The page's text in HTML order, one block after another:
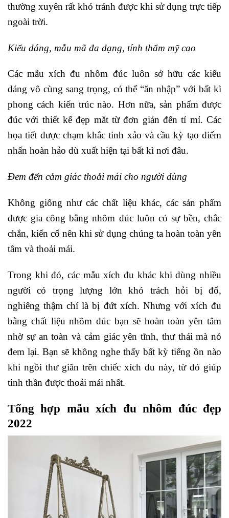
thường xuyên rất khó tránh được khi sử dụng trực tiếp
ngoài trời.
Kiểu dáng, mẫu mã đa dạng, tính thẩm mỹ cao
Các mẫu xích đu nhôm đúc luôn sở hữu các kiểu
dáng vô cùng sang trọng, có thể “ăn nhập” với bất kì
phong cách kiến trúc nào. Hơn nữa, sản phẩm được
đúc với thiết kế đẹp mắt từ đơn giản đến tỉ mỉ. Các
họa tiết được chạm khắc tinh xảo và cầu kỳ tạo điểm
nhấn hoàn hảo dù xuất hiện tại bất kì nơi đâu.
Đem đến cảm giác thoải mái cho người dùng
Không giống như các chất liệu khác, các sản phẩm
được gia công bằng nhôm đúc luôn có sự bền, chắc
chắn, kiến cố nên khi sử dụng chúng ta hoàn toàn yên
tâm và thoải mái.
Trong khi đó, các mẫu xích đu khác khi dùng nhiều
người có trọng lượng lớn khó trách hỏi bị đổ,
nghiêng thậm chí là bị đứt xích. Nhưng với xích đu
bằng chất liệu nhôm đúc bạn sẽ hoàn toàn yên tâm
nhờ sự an toàn và cảm giác yên tĩnh, thư thái mà nó
đem lại. Bạn sẽ không nghe thấy bất kỳ tiếng ồn nào
khi ngồi thư giãn trên chiếc xích đu này, từ đó giúp
tinh thần được thoải mái nhất.
Tổng hợp mẫu xích đu nhôm đúc đẹp
2022